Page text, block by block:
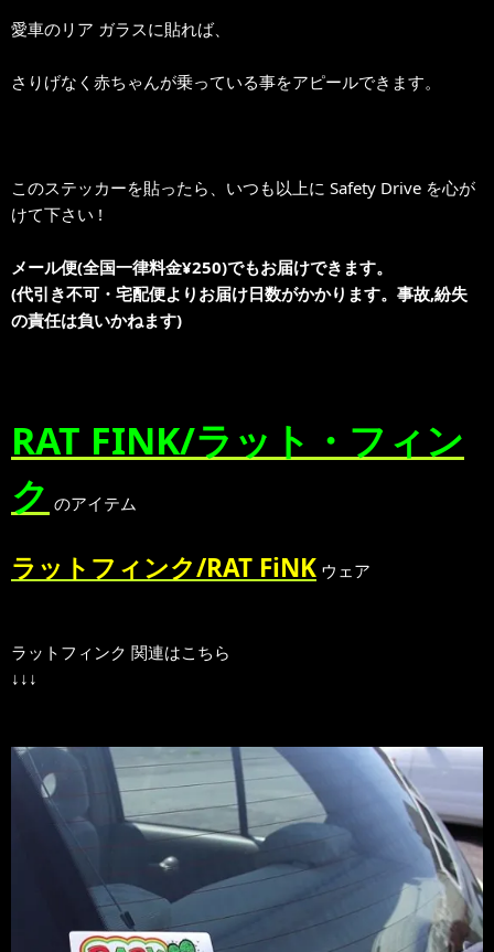
愛車のリア ガラスに貼れば、
さりげなく赤ちゃんが乗っている事をアピールできます。
このステッカーを貼ったら、いつも以上に Safety Drive を心が
けて下さい !
メール便(全国一律料金¥250)でもお届けできます。
(代引き不可・宅配便よりお届け日数がかかります。事故,紛失
の責任は負いかねます)
RAT FINK/ラット・フィン
ク のアイテム
ラットフィンク/RAT FiNK ウェア
ラットフィンク 関連はこちら
↓↓↓